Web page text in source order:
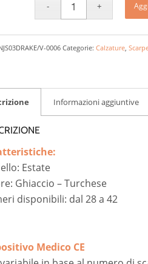
V-0006 Categorie:Calzature,
Informazioni aggiuntive
Estate
Ghiaccio – Turchese
disponibili: dal 28 a 42
Medico CE